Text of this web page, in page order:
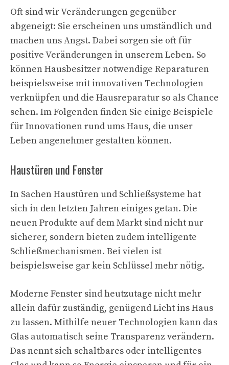
Oft sind wir Veränderungen gegenüber
abgeneigt: Sie erscheinen uns umständlich und
machen uns Angst. Dabei sorgen sie oft für
positive Veränderungen in unserem Leben. So
können Hausbesitzer notwendige Reparaturen
beispielsweise mit innovativen Technologien
verknüpfen und die Hausreparatur so als Chance
sehen. Im Folgenden finden Sie einige Beispiele
für Innovationen rund ums Haus, die unser
Leben angenehmer gestalten können.
Haustüren und Fenster
In Sachen Haustüren und Schließsysteme hat
sich in den letzten Jahren einiges getan. Die
neuen Produkte auf dem Markt sind nicht nur
sicherer, sondern bieten zudem intelligente
Schließmechanismen. Bei vielen ist
beispielsweise gar kein Schlüssel mehr nötig.
Moderne Fenster sind heutzutage nicht mehr
allein dafür zuständig, genügend Licht ins Haus
zu lassen. Mithilfe neuer Technologien kann das
Glas automatisch seine Transparenz verändern.
Das nennt sich schaltbares oder intelligentes